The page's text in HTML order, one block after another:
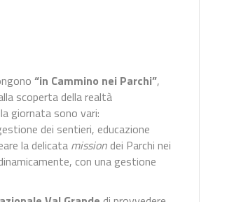
“in Cammino nei Parchi”,
scoperta della realtà
giornata sono vari:
dei sentieri, educazione
la delicata missiondei Parchi nei
con una gestione